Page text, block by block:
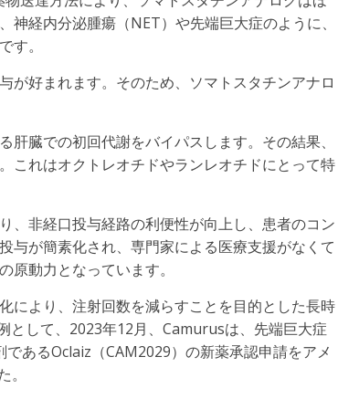
経内分泌腫瘍（NET）や先端巨大症のように、
す。
が好まれます。そのため、ソマトスタチンアナロ
臓での初回代謝をバイパスします。その結果、
これはオクトレオチドやランレオチドにとって特
、非経口投与経路の利便性が向上し、患者のコン
与が簡素化され、専門家による医療支援がなくて
原動力となっています。
により、注射回数を減らすことを目的とした長時
として、2023年12月、Camurusは、先端巨大症
あるOclaiz（CAM2029）の新薬承認申請をアメ